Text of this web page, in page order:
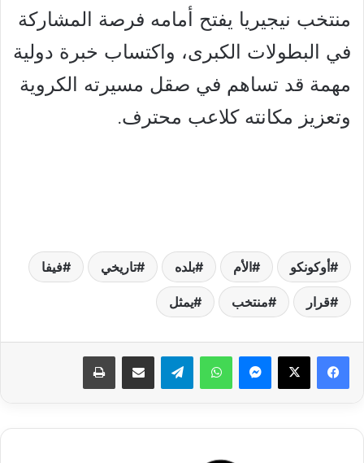
منتخب نيجيريا يفتح أمامه فرصة المشاركة
في البطولات الكبرى، واكتساب خبرة دولية
مهمة قد تساهم في صقل مسيرته الكروية
وتعزيز مكانته كلاعب محترف.
أوكونكو الأم بلده تاريخي فيفا
قرار منتخب يمثل
فيسبوك ‫X ماسنجر واتساب تيلقرام مشاركة عبر البريد طباعة